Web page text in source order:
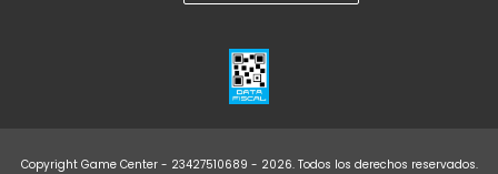
Copyright Game Center - 23427510689 - 2026. Todos los derechos reservados.